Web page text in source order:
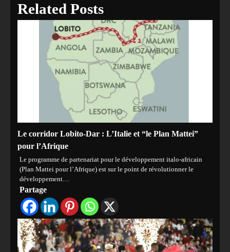
Related Posts
Le corridor Lobito-Dar : L’Italie et “le Plan Mattei”
pour l’Afrique
Le programme de partenariat pour le développement italo-africain
(Plan Mattei pour l’Afrique) est sur le point de révolutionner le
développement…
Partage